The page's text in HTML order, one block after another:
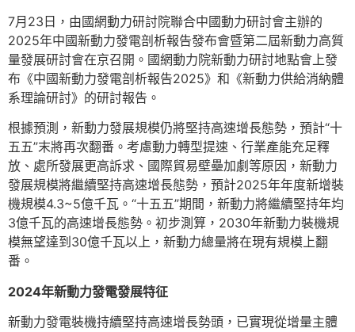
7月23日，由國網動力研討院聯合中國動力研討會主辦的
2025年中國新動力發電剖析報告發布會暨第二屆新動力高質
量發展研討會在京召開。國網動力院新動力研討地點會上發
布《中國新動力發電剖析報告2025》和《新動力供給消納體
系理論研討》的研討報告。
根據預測，新動力發展規模仍將堅持高速增長態勢，預計“十
五五”末將再次翻番。考慮動力轉型提速、行業產能充足釋
放、處所發展更高訴求、國際貿易壁壘加劇等原因，新動力
發展規模將繼續堅持高速增長態勢，預計2025年年度新增裝
機規模4.3~5億千瓦。“十五五”期間，新動力將繼續堅持年均
3億千瓦的高速增長態勢。初步測算，2030年新動力裝機規
模無望達到30億千瓦以上，新動力總量將在現有規模上翻
番。
2024年新動力發電發展特征
新動力發電裝機持續堅持高速增長勢頭，已實現從增量主體